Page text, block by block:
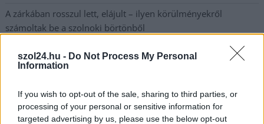
szol24.hu - Do Not Process My Personal
Information
If you wish to opt-out of the sale, sharing to third parties, or
processing of your personal or sensitive information for
targeted advertising by us, please use the below opt-out
A zárkában rosszul lett, elájult – ilyen körülményekről
számoltak be a szolnoki börtönből
vasútvonal közlekedését
elbocsátott dolgozón segítene
Csődbe ment a tószegi Accell Hunland, a hazai